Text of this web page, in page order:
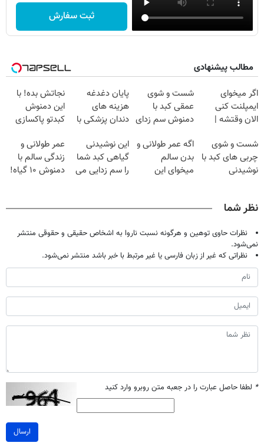
ثبت سفارش
مطالب پیشنهادی
اگر میخوای
ایمپلنت کنی
الان وقتشه |
میلیون تومان!!!
شست و شوی
عمقی کبد با
دمنوش سم زدای
پایان دغدغه
هزینه های
دندان پزشکی با
خانگی
نجاتش بده! با
این دمنوش
کبدتو پاکسازی
مرجوعی
شست و شوی
چربی های کبد با
نوشیدنی
اگه عمر طولانی و
بدن سالم
میخوای این
این نوشیدنی
گیاهی کبد شما
را سم زدایی می
عمر طولانی و
زندگی سالم با
دمنوش ۱۰ گیاه!
نظر شما
نظرات حاوی توهین و هرگونه نسبت ناروا به اشخاص حقیقی و حقوقی منتشر
نمی‌شود.
نظراتی که غیر از زبان فارسی یا غیر مرتبط با خبر باشد منتشر نمی‌شود.
* لطفا حاصل عبارت را در جعبه متن روبرو وارد کنید
ارسال